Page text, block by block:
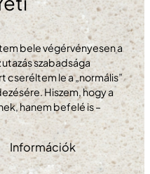
bele végérvényesen a
szabadsága
cseréltem le a „normális”
Hiszem, hogy a
hanem befelé is –
Információk